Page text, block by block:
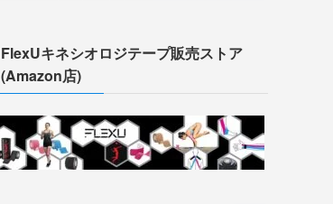
FlexUキネシオロジテープ販売ストア
(Amazon店)